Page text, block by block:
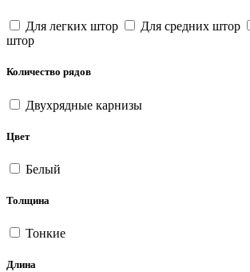
Для легких штор Для средних штор
штор
Количество рядов
Двухрядные карнизы
Цвет
Белый
Толщина
Тонкие
Длина